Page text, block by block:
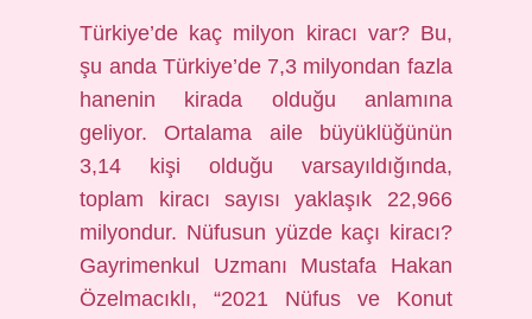
Türkiye’de kaç milyon kiracı var? Bu,
şu anda Türkiye’de 7,3 milyondan fazla
hanenin kirada olduğu anlamına
geliyor. Ortalama aile büyüklüğünün
3,14 kişi olduğu varsayıldığında,
toplam kiracı sayısı yaklaşık 22,966
milyondur. Nüfusun yüzde kaçı kiracı?
Gayrimenkul Uzmanı Mustafa Hakan
Özelmacıklı, “2021 Nüfus ve Konut